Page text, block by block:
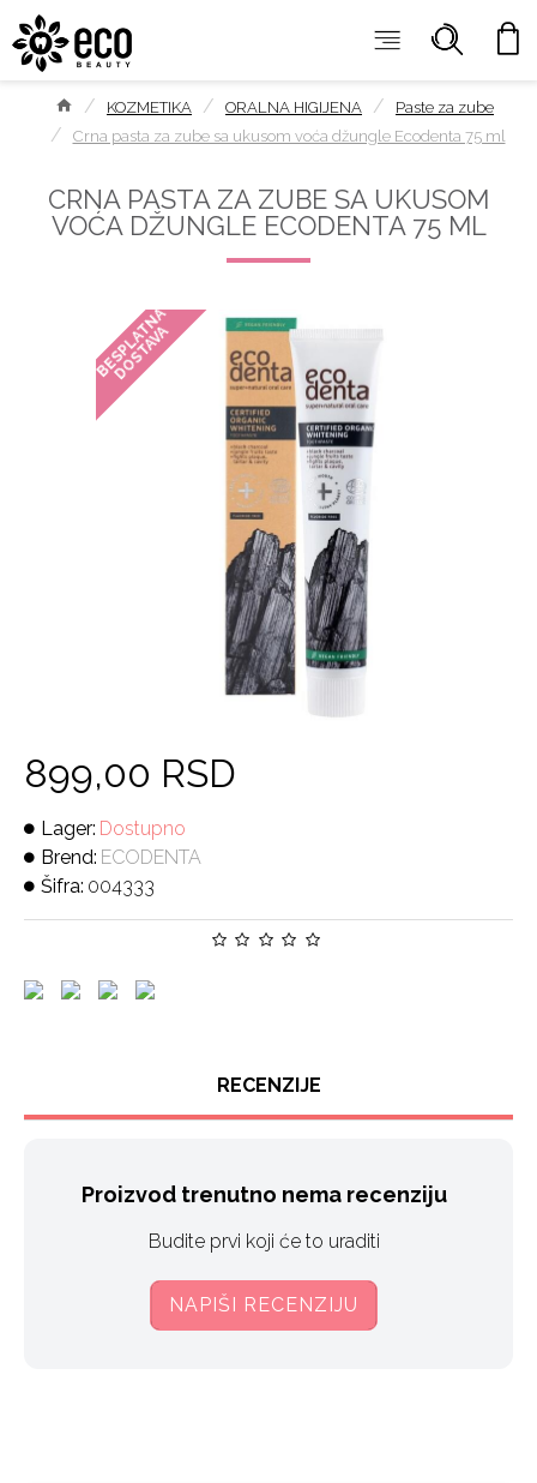
KOZMETIKA ORALNA HIGIJENA
Paste za zube
Crna pasta za zube sa ukusom voća džungle Ecodenta 75 ml
CRNA PASTA ZA ZUBE SA UKUSOM
VOĆA DŽUNGLE ECODENTA 75 ML
BESPLATNA
DOSTAVA
Lager: Dostupno
Brend: ECODENTA
Šifra: 004333
899,00 RSD
RECENZIJE
Proizvod trenutno nema recenziju
Budite prvi koji će to uraditi
NAPIŠI RECENZIJU